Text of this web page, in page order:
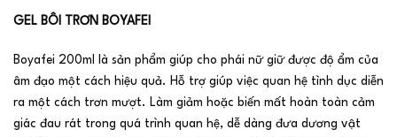
GEL BÔI TRƠN BOYAFEI
Boyafei 200ml là sản phẩm giúp cho phái nữ giữ được độ ẩm của
âm đạo một cách hiệu quả. Hỗ trợ giúp việc quan hệ tình dục diễn
ra một cách trơn mượt. Làm giảm hoặc biến mất hoàn toàn cảm
giác đau rát trong quá trình quan hệ, dễ dàng đưa dương vật